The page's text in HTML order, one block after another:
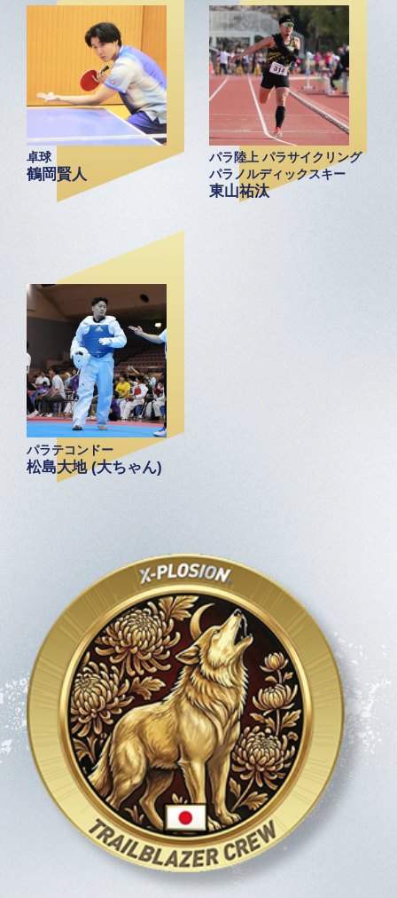
卓球
鶴岡賢人
パラ陸上 パラサイクリング
パラノルディックスキー
東山祐汰
パラテコンドー
松島大地 (大ちゃん)